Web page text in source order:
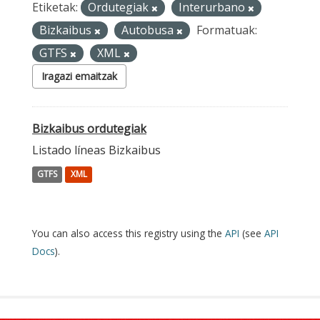
Etiketak: Ordutegiak
Interurbano
Bizkaibus
Autobusa
Formatuak:
GTFS
XML
Iragazi emaitzak
Bizkaibus ordutegiak
Listado líneas Bizkaibus
GTFS XML
You can also access this registry using the API (see API
Docs).